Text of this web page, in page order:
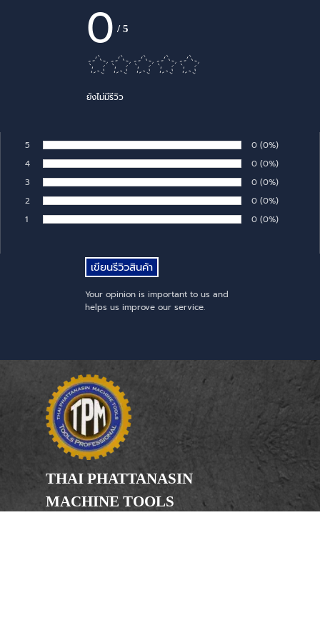
0 /5
ยังไม่มีรีวิว
5 Number of rates:
0 Percentage of
(0%)
4 Number of rates:
0 Percentage of
(0%)
3 Number of rates:
0 Percentage of
(0%)
2 Number of rates:
0 Percentage of
(0%)
1 Number of rates:
0 Percentage of
(0%)
Your opinion is important to us and
helps us improve our service.
THAI PHATTANASIN
MACHINE TOOLS